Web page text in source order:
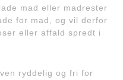
mad eller madrester
for mad, og vil derfor
eller affald spredt i
ryddelig og fri for